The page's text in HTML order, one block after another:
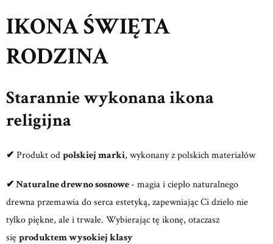
IKONA ŚWIĘTA
RODZINA
Starannie wykonana ikona
religijna
✔ Produkt odpolskiej marki, wykonany z polskich materiałów
✔ Naturalne drewno sosnowe- magia i ciepło naturalnego
drewna przemawia do serca estetyką, zapewniając Ci dzieło nie
tylko piękne, ale i trwałe. Wybierając tę ikonę, otaczasz
się produktem wysokiej klasy